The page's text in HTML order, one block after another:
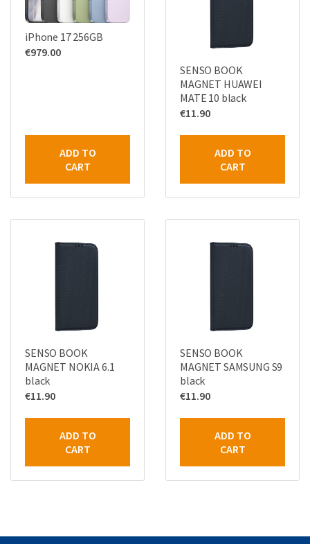
iPhone 17 256GB
€979.00
ADD TO
CART
SENSO BOOK
MAGNET HUAWEI
MATE 10 black
€11.90
ADD TO
CART
SENSO BOOK
MAGNET NOKIA 6.1
black
€11.90
ADD TO
CART
SENSO BOOK
MAGNET SAMSUNG S9
black
€11.90
ADD TO
CART